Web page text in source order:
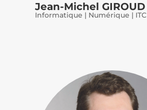
Jean-Michel GIROUD
Informatique | Numérique | ITC